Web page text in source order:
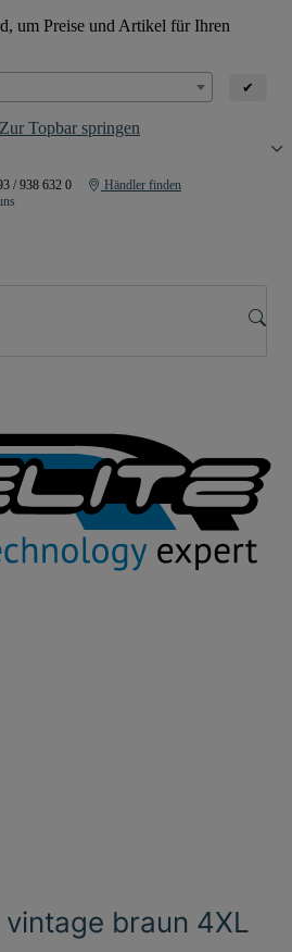
um Preise und Artikel für Ihren
✔
Zur Topbar springen
/ 938 632 0
Händler finden
vintage braun 4XL